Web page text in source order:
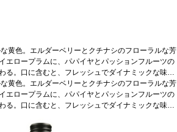
黄色。エルダーベリーとクチナシのフローラルな芳
エロープラムに、パパイヤとパッションフルーツの
る。口に含むと、フレッシュでダイナミックな味わ
かな苦味の余韻に、黄桃、ホワイトカラント、グレ
みを与え、調和している。素晴らしく生き生きとし
レンジと生姜風味のエビのソテー、レモングラスと
・ブラン 40%*本ヴィンテージが在庫切れの場合、在
黄色。エルダーベリーとクチナシのフローラルな芳
エロープラムに、パパイヤとパッションフルーツの
る。口に含むと、フレッシュでダイナミックな味わ
みを与え、調和している。素晴らしく生き生きとし